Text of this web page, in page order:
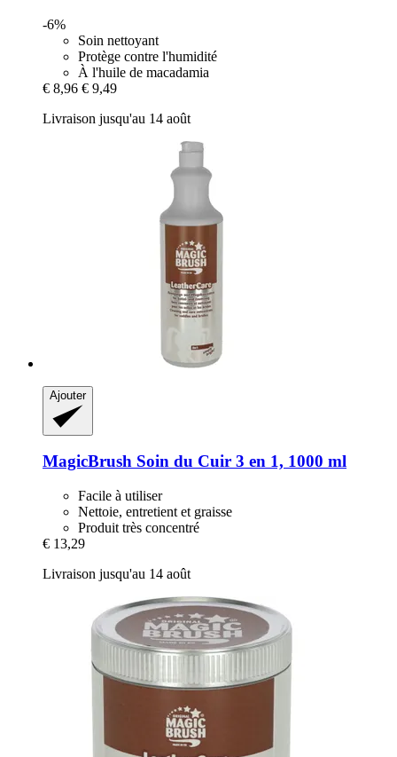
-6%
Soin nettoyant
Protège contre l'humidité
À l'huile de macadamia
€ 8,96 € 9,49
Livraison jusqu'au 14 août
Ajouter
MagicBrush Soin du Cuir 3 en 1, 1000 ml
Facile à utiliser
Nettoie, entretient et graisse
Produit très concentré
€ 13,29
Livraison jusqu'au 14 août